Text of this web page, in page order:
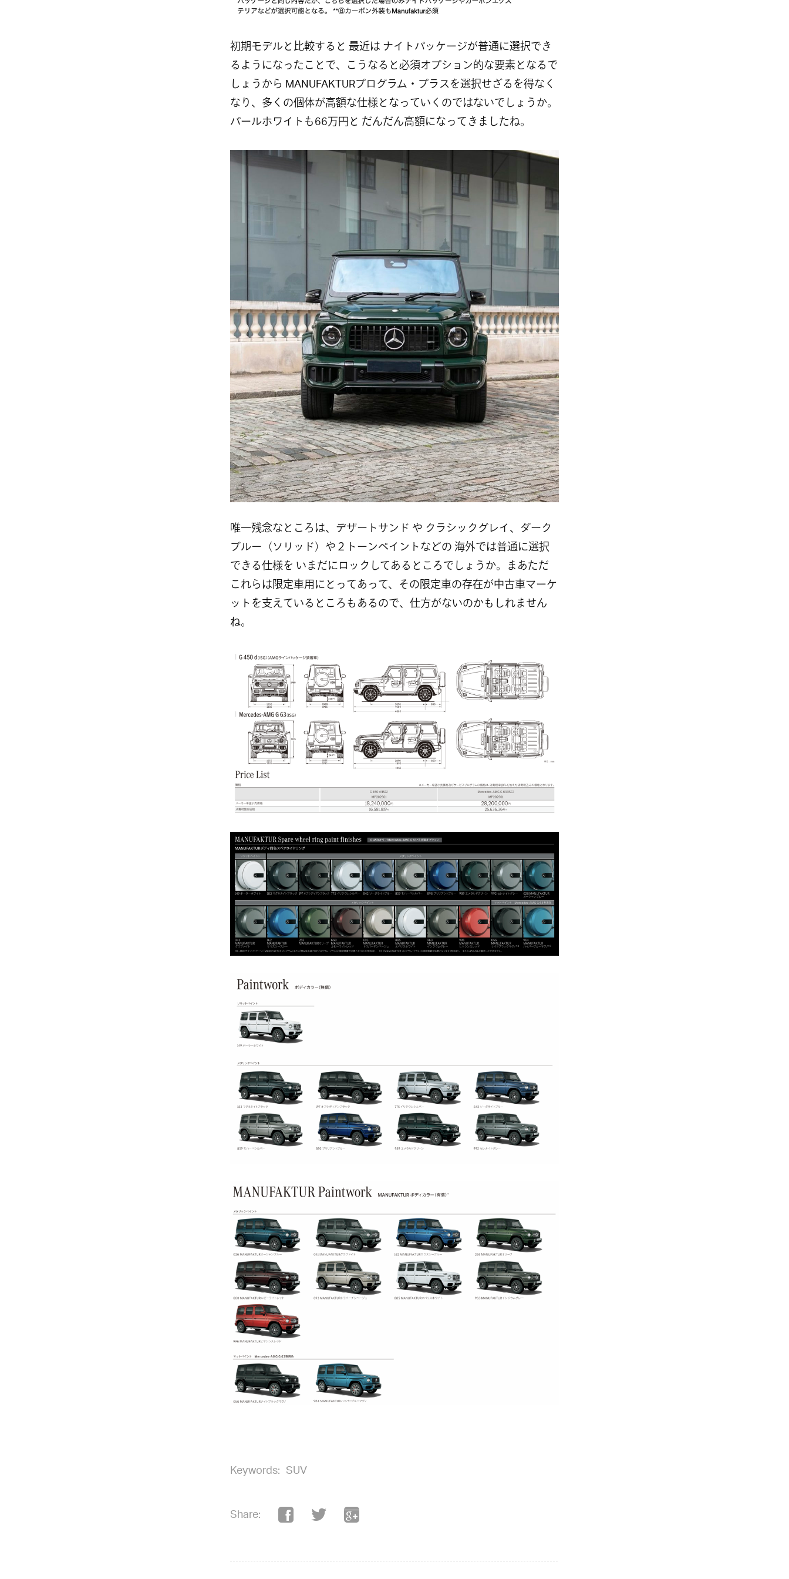
初期モデルと比較すると 最近は ナイトパッケージが普通に選択でき
るようになったことで、こうなると必須オプション的な要素となるで
しょうから MANUFAKTURプログラム・プラスを選択せざるを得なく
なり、多くの個体が高額な仕様となっていくのではないでしょうか。
パールホワイトも66万円と だんだん高額になってきましたね。
唯一残念なところは、デザートサンド や クラシックグレイ、ダーク
ブルー（ソリッド）や２トーンペイントなどの 海外では普通に選択
できる仕様を いまだにロックしてあるところでしょうか。まあただ
これらは限定車用にとってあって、その限定車の存在が中古車マーケ
ットを支えているところもあるので、仕方がないのかもしれません
ね。
Keywords: SUV
Share: